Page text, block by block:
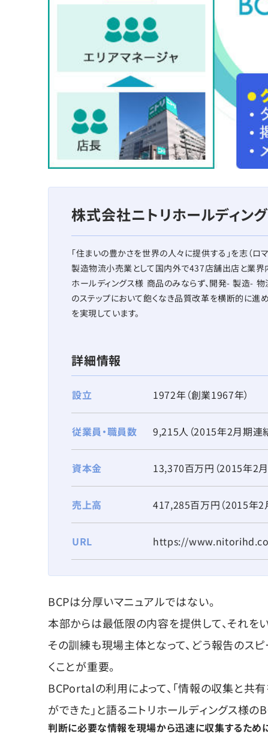
株式会社ニトリホールディン
「住まいの豊かさを世界の人々に提供する」を志（ロ
製造物流小売業として国内外で437店舗出店と業界
ホールディングス様 商品のみならず、開発- 製造-
のステップにおいて飽くなき品質改革を横断的に進め
を実現しています。
詳細情報
設立 1972年（創業1967年）
従業員・職員数 9,215人（2015年2月期連
資本金 13,370百万円（2015年2月
売上高 417,285百万円（2015年2
URL https://
BCPは分厚いマニュアルではない。
本部からは最低限の内容を提供して、それを
その訓練も現場主体となって、どう報告のス
くことが重要。
BCPortalの利用によって、「情報の収集と共
ができた」と語るニトリホールディングス様の
判断に必要な情報を現場から迅速に収集するため